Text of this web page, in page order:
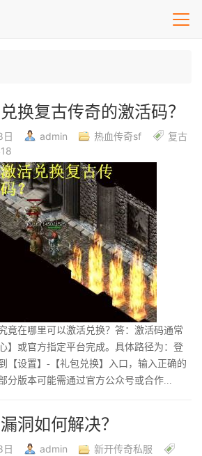
换复古传奇的激活码？
日 admin 热血传奇sf
复古
竟在哪里可以激活兑换？答：激活码通常
】或官方指定平台完成。具体路径为：登
【设置】-【礼包兑换】入口，输入正确的
分版本可能需通过官方公众号或合作...
洞如何解决？
日 admin
新开传奇私服